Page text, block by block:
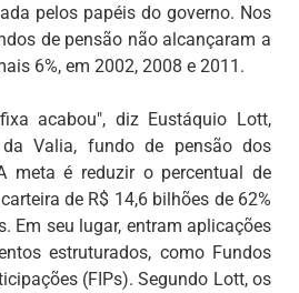
pelos papéis do governo. Nos
de pensão não alcançaram a
6%, em 2002, 2008 e 2011.
acabou", diz Eustáquio Lott,
da Valia, fundo de pensão dos
meta é reduzir o percentual de
de R$ 14,6 bilhões de 62%
Em seu lugar, entram aplicações
estruturados, como Fundos
(FIPs). Segundo Lott, os